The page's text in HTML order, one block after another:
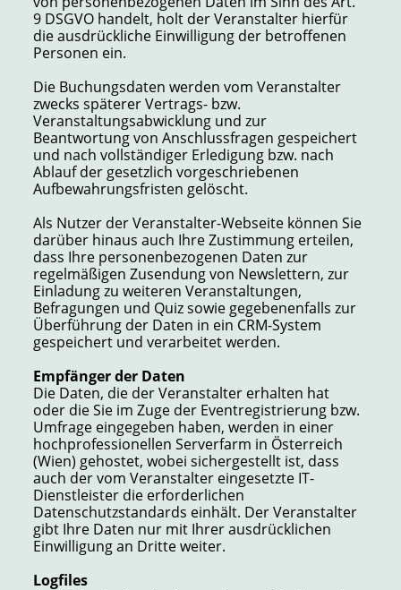
9 DSGVO handelt, holt der Veranstalter hierfür
die ausdrückliche Einwilligung der betroffenen
Personen ein.
Die Buchungsdaten werden vom Veranstalter
zwecks späterer Vertrags- bzw.
Veranstaltungsabwicklung und zur
Beantwortung von Anschlussfragen gespeichert
und nach vollständiger Erledigung bzw. nach
Ablauf der gesetzlich vorgeschriebenen
Aufbewahrungsfristen gelöscht.
Als Nutzer der Veranstalter-Webseite können Sie
darüber hinaus auch Ihre Zustimmung erteilen,
dass Ihre personenbezogenen Daten zur
regelmäßigen Zusendung von Newslettern, zur
Einladung zu weiteren Veranstaltungen,
Befragungen und Quiz sowie gegebenenfalls zur
Überführung der Daten in ein CRM-System
gespeichert und verarbeitet werden.
Empfänger der Daten
Die Daten, die der Veranstalter erhalten hat
oder die Sie im Zuge der Eventregistrierung bzw.
Umfrage eingegeben haben, werden in einer
hochprofessionellen Serverfarm in Österreich
(Wien) gehostet, wobei sichergestellt ist, dass
auch der vom Veranstalter eingesetzte IT-
Dienstleister die erforderlichen
Datenschutzstandards einhält. Der Veranstalter
gibt Ihre Daten nur mit Ihrer ausdrücklichen
Einwilligung an Dritte weiter.
Logfiles